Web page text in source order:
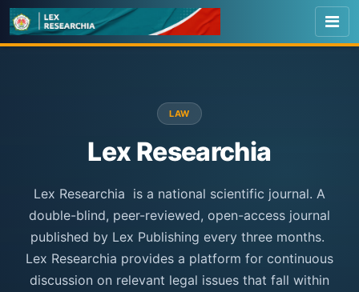
LAW
Lex Researchia
Lex Researchia is a national scientific journal. A
double-blind, peer-reviewed, open-access journal
published by Lex Publishing every three months.
Lex Researchia provides a platform for continuous
discussion on relevant legal issues that fall within